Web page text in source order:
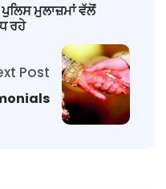
ਮੁਲਾਜ਼ਮਾਂ ਵੱਲੋਂ
ਰਹੇ
Post